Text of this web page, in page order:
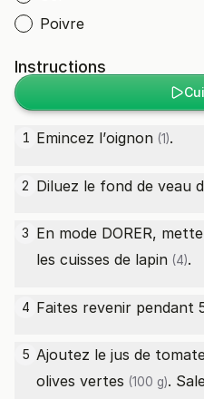
Poivre
Instructions
1 Emincez l’oignon (1).
2 Diluez le fond de veau
3 En mode
les cuisses de lapin (4).
4 Faites revenir pendant
5 Ajoutez le jus de
olives vertes (100 g).